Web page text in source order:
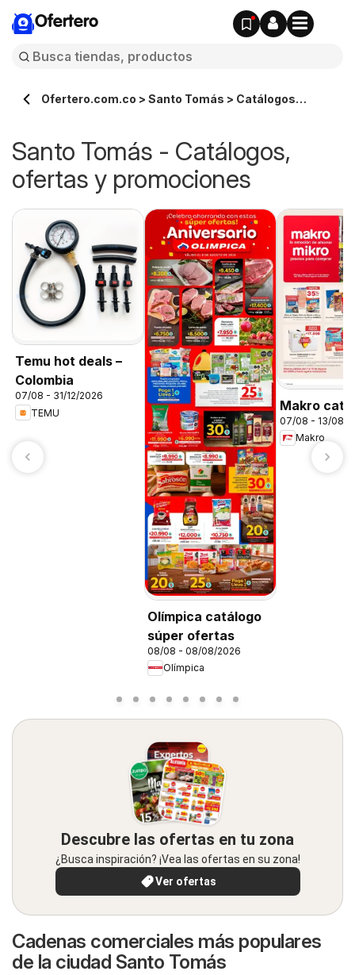
Ofertero
Ofertero.com.co > Santo Tomás > Catálogos
Santo Tomás - Catálogos,
ofertas y promociones
Temu hot deals –
Colombia
07/08 - 31/12/2026
TEMU
Olímpica catálogo
súper ofertas
08/08 - 08/08/2026
Olímpica
Makro
07/08 - 13/08/
Makro
Descubre las ofertas en tu zona
¿Busca inspiración? ¡Vea las ofertas en su zona!
Ver ofertas
Cadenas comerciales más populares
de la ciudad Santo Tomás